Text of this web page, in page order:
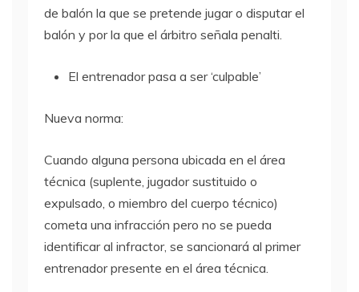
de balón la que se pretende jugar o disputar el
balón y por la que el árbitro señala penalti.
El entrenador pasa a ser ‘culpable’
Nueva norma:
Cuando alguna persona ubicada en el área
técnica (suplente, jugador sustituido o
expulsado, o miembro del cuerpo técnico)
cometa una infracción pero no se pueda
identificar al infractor, se sancionará al primer
entrenador presente en el área técnica.